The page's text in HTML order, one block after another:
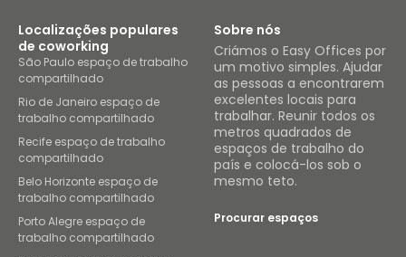
Localizações populares
de coworking
São Paulo espaço de trabalho
compartilhado
Rio de Janeiro espaço de
trabalho compartilhado
Recife espaço de trabalho
compartilhado
Belo Horizonte espaço de
trabalho compartilhado
Porto Alegre espaço de
trabalho compartilhado
Sobre nós
Criámos o Easy Offices por
um motivo simples. Ajudar
as pessoas a encontrarem
excelentes locais para
trabalhar. Reunir todos os
metros quadrados de
espaços de trabalho do
país e colocá-los sob o
mesmo teto.
Procurar espaços